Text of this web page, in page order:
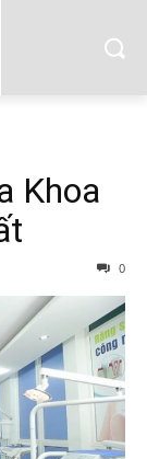
Khoa
0